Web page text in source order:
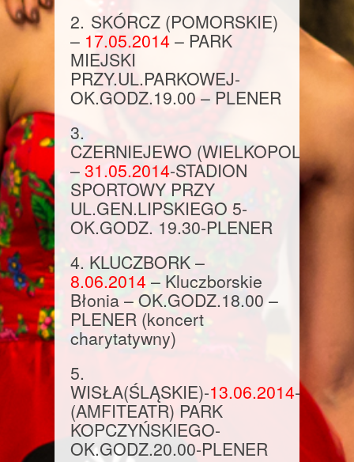
2. SKÓRCZ (POMORSKIE)
– 17.05.2014 – PARK
MIEJSKI
PRZY.UL.PARKOWEJ-
OK.GODZ.19.00 – PLENER
3.
CZERNIEJEWO (WIELKOPOLSKIE)
– 31.05.2014-STADION
SPORTOWY PRZY
UL.GEN.LIPSKIEGO 5-
OK.GODZ. 19.30-PLENER
4. KLUCZBORK –
8.06.2014 – Kluczborskie
Błonia – OK.GODZ.18.00 –
PLENER (koncert
charytatywny)
5.
WISŁA(ŚLĄSKIE)-13.06.2014-
(AMFITEATR) PARK
KOPCZYŃSKIEGO-
OK.GODZ.20.00-PLENER